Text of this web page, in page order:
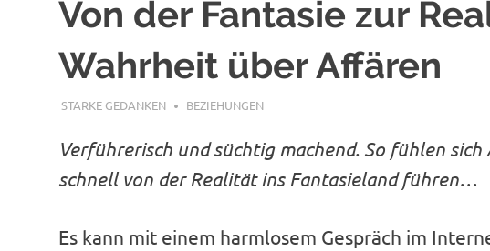
Von der Fantasie zur
Wahrheit über Affären
FEBRUAR 28, 2019
STARKE GEDANKEN BEZIEHUNGEN
Verführerisch und süchtig machend. So fühlen
schnell von der Realität ins Fantasieland führen…
Es kann mit einem harmlosem Gespräch im